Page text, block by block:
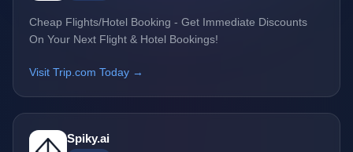
Cheap Flights/Hotel Booking - Get Immediate Discounts
On Your Next Flight & Hotel Bookings!
Visit Trip.com Today →
Spiky.ai